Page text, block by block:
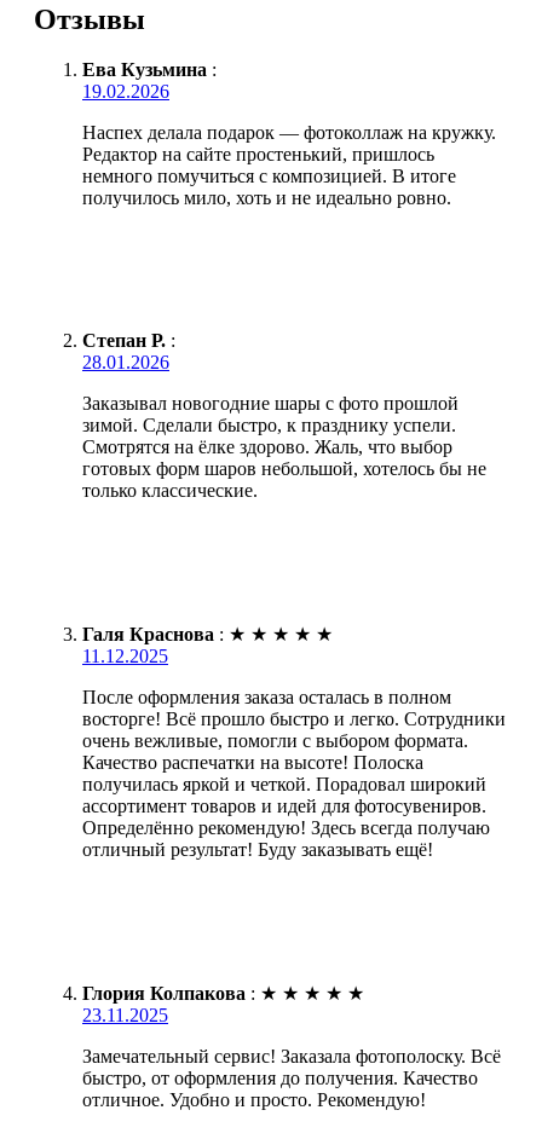
Отзывы
Ева Кузьмина :
19.02.2026
Наспех делала подарок — фотоколлаж на кружку.
Редактор на сайте простенький, пришлось
немного помучиться с композицией. В итоге
получилось мило, хоть и не идеально ровно.
Степан Р. :
28.01.2026
Заказывал новогодние шары с фото прошлой
зимой. Сделали быстро, к празднику успели.
Смотрятся на ёлке здорово. Жаль, что выбор
готовых форм шаров небольшой, хотелось бы не
только классические.
Галя Краснова : ★ ★ ★ ★ ★
11.12.2025
После оформления заказа осталась в полном
восторге! Всё прошло быстро и легко. Сотрудники
очень вежливые, помогли с выбором формата.
Качество распечатки на высоте! Полоска
получилась яркой и четкой. Порадовал широкий
ассортимент товаров и идей для фотосувениров.
Определённо рекомендую! Здесь всегда получаю
отличный результат! Буду заказывать ещё!
Глория Колпакова : ★ ★ ★ ★ ★
23.11.2025
Замечательный сервис! Заказала фотополоску. Всё
быстро, от оформления до получения. Качество
отличное. Удобно и просто. Рекомендую!